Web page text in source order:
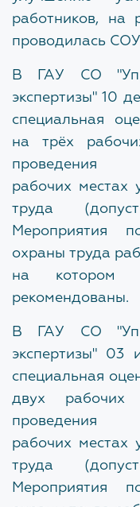
работников, на
проводилась
В ГАУ СО
экспертизы"10
специальная
на трёх
рабочих местах
труда
Мероприятия
охраны труда
на котором
рекомендованы.
В ГАУ СО "
экспертизы" 03
специальная
двух рабочих
рабочих местах
труда
Мероприятия